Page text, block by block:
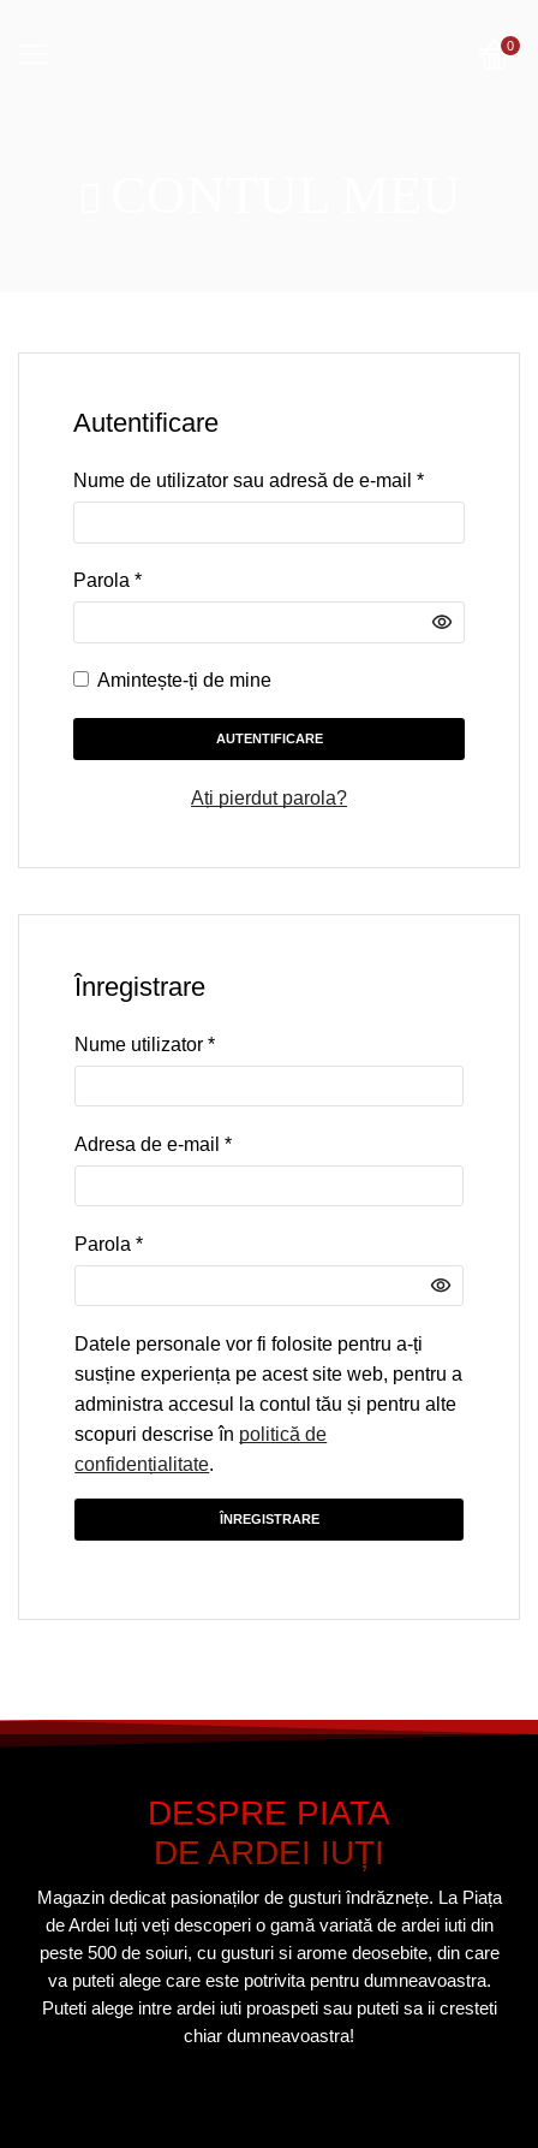
0
Autentificare
Nume de utilizator sau adresă de e-mail *
Parola *
Amintește-ți de mine
AUTENTIFICARE
Ați pierdut parola?
Înregistrare
Nume utilizator*
Adresa de e-mail*
Parola*
Datele personale vor fi folosite pentru a-ți
susține experiența pe acest site web, pentru a
administra accesul la contul tău și pentru alte
scopuri descrise în politică de
confidențialitate.
ÎNREGISTRARE
DESPRE PIATA
DE ARDEI IUȚI
Magazin dedicat pasionaților de gusturi îndrăznețe. La Piața
de Ardei Iuți veți descoperi o gamă variată de ardei iuti din
peste 500 de soiuri, cu gusturi si arome deosebite, din care
va puteti alege care este potrivita pentru dumneavoastra.
Puteti alege intre ardei iuti proaspeti sau puteti sa ii cresteti
chiar dumneavoastra!